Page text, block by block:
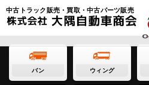
中古トラック販売・買取・中古パーツ販売
バン ウィング